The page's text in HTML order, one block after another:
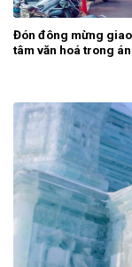
Đón đông mừng
tâm văn hoá trong